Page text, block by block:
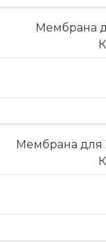
Мембрана
Мембрана для